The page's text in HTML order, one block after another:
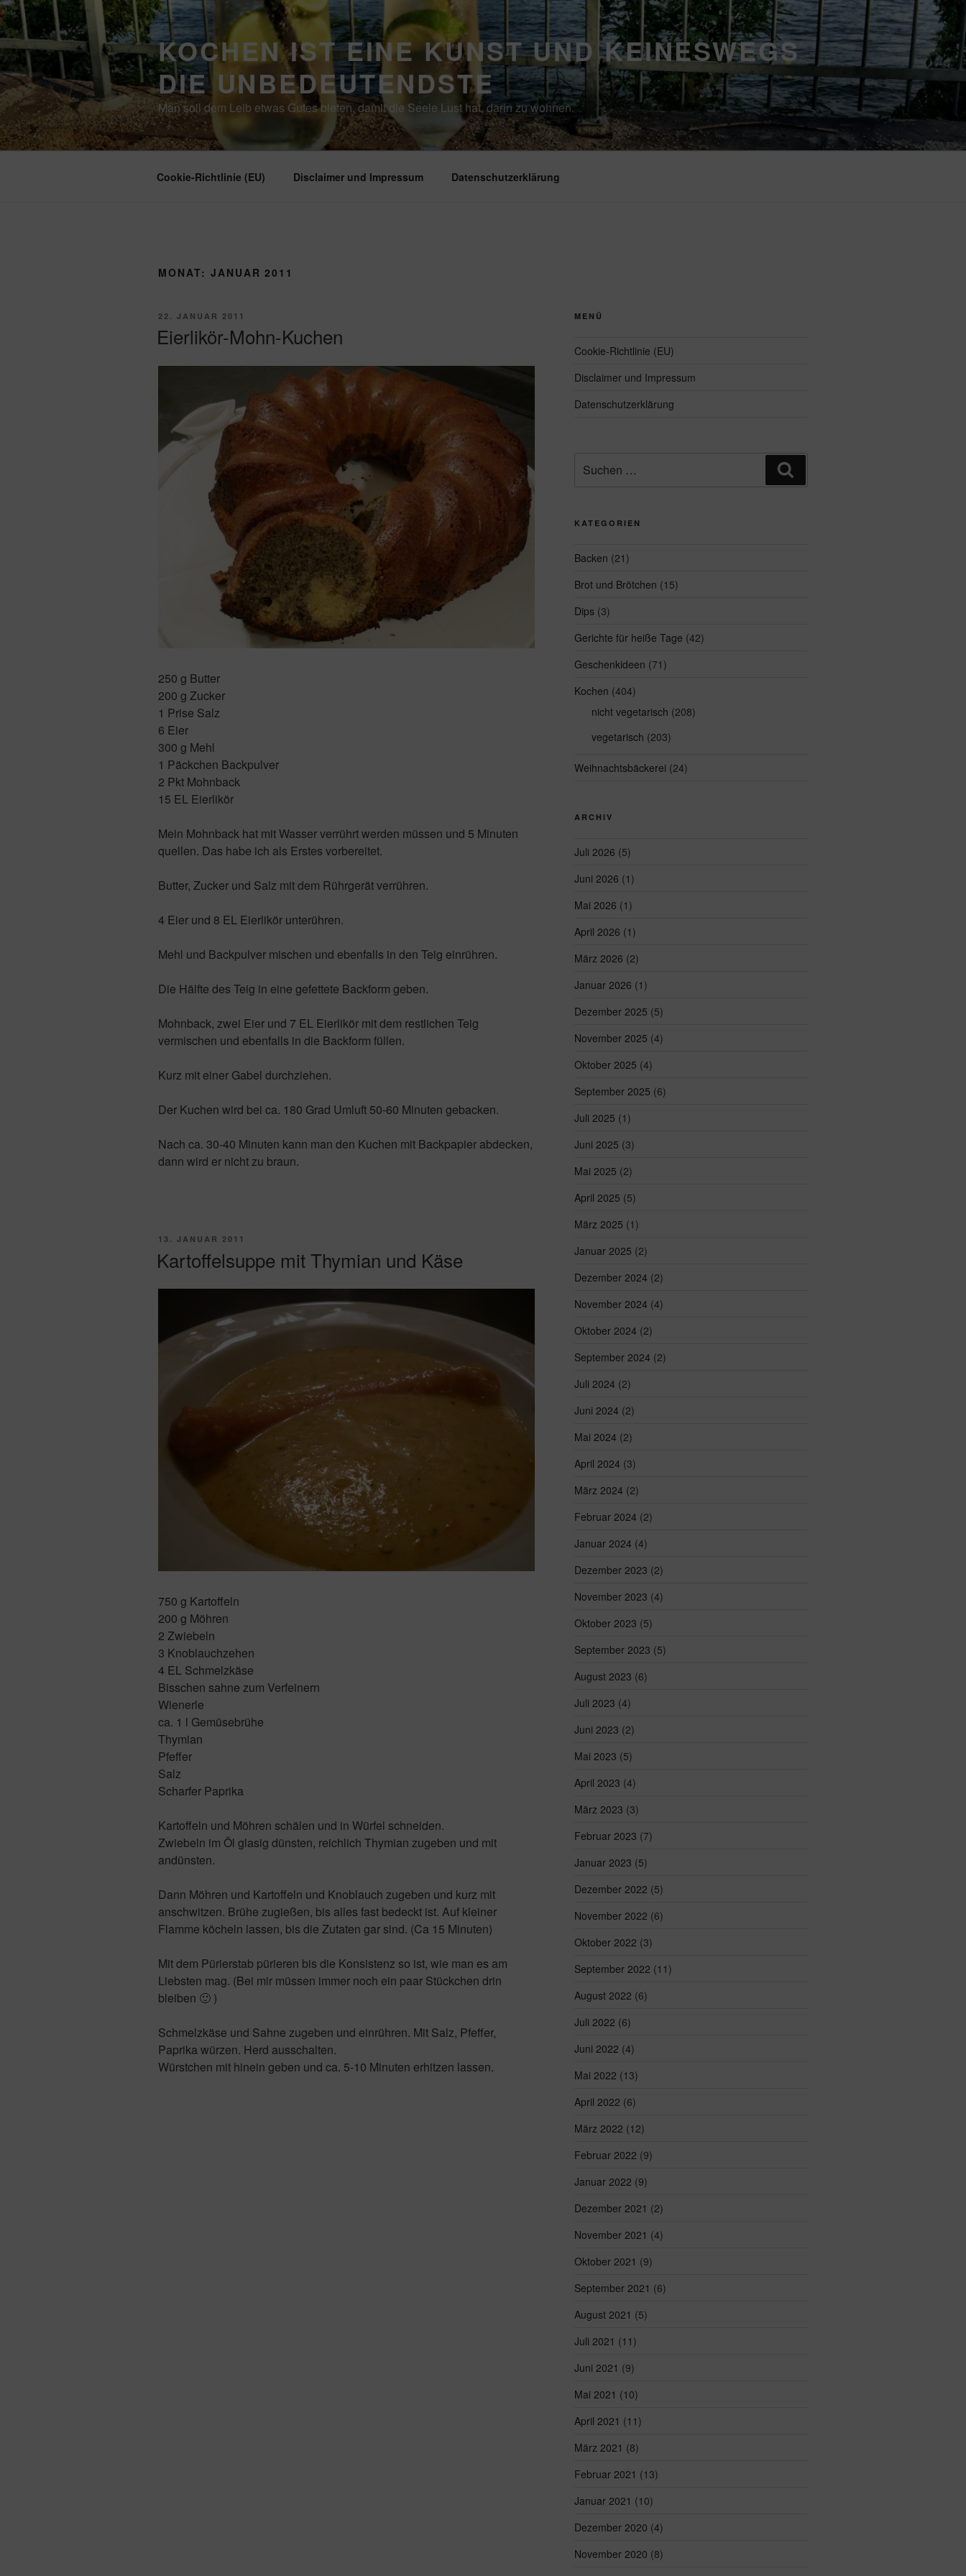
Zum
Inhalt
springen
KOCHEN IST EINE KUNST UND KEINESWEGS
DIE UNBEDEUTENDSTE
Man soll dem Leib etwas Gutes bieten, damit die Seele Lust hat, darin zu wohnen.
Cookie-Richtlinie (EU) Disclaimer und Impressum Datenschutzerklärung
MONAT: JANUAR 2011
VERÖFFENTLICHT
22. JANUAR 2011
Eierlikör-Mohn-Kuchen
250 g Butter
200 g Zucker
1 Prise Salz
6 Eier
300 g Mehl
1 Päckchen Backpulver
2 Pkt Mohnback
15 EL Eierlikör
Mein Mohnback hat mit Wasser verrührt werden müssen und 5 Minuten
quellen. Das habe ich als Erstes vorbereitet.
Butter, Zucker und Salz mit dem Rührgerät verrühren.
4 Eier und 8 EL Eierlikör unterühren.
Mehl und Backpulver mischen und ebenfalls in den Teig einrühren.
Die Hälfte des Teig in eine gefettete Backform geben.
Mohnback, zwei Eier und 7 EL Eierlikör mit dem restlichen Teig
vermischen und ebenfalls in die Backform füllen.
Kurz mit einer Gabel durchziehen.
Der Kuchen wird bei ca. 180 Grad Umluft 50-60 Minuten gebacken.
Nach ca. 30-40 Minuten kann man den Kuchen mit Backpapier abdecken,
dann wird er nicht zu braun.
VERÖFFENTLICHT
13. JANUAR 2011
Kartoffelsuppe mit Thymian und Käse
750 g Kartoffeln
200 g Möhren
2 Zwiebeln
3 Knoblauchzehen
4 EL Schmelzkäse
Bisschen sahne zum Verfeinern
Wienerle
ca. 1 l Gemüsebrühe
Thymian
Pfeffer
Salz
Scharfer Paprika
Kartoffeln und Möhren schälen und in Würfel schneiden.
Zwiebeln im Öl glasig dünsten, reichlich Thymian zugeben und mit
andünsten.
Dann Möhren und Kartoffeln und Knoblauch zugeben und kurz mit
anschwitzen. Brühe zugießen, bis alles fast bedeckt ist. Auf kleiner
Flamme köcheln lassen, bis die Zutaten gar sind. (Ca 15 Minuten)
Mit dem Pürierstab pürieren bis die Konsistenz so ist, wie man es am
Liebsten mag. (Bei mir müssen immer noch ein paar Stückchen drin
bleiben 🙂 )
Schmelzkäse und Sahne zugeben und einrühren. Mit Salz, Pfeffer,
Paprika würzen. Herd ausschalten.
Würstchen mit hinein geben und ca. 5-10 Minuten erhitzen lassen.
MENÜ
Cookie-Richtlinie (EU)
Disclaimer und Impressum
Datenschutzerklärung
nach:
KATEGORIEN
Backen (21)
Brot und Brötchen (15)
Dips(3)
Gerichte für heiße Tage (42)
Geschenkideen (71)
Kochen (404)
nicht vegetarisch (208)
vegetarisch (203)
Weihnachtsbäckerei (24)
ARCHIV
Juli 2026 (5)
Juni 2026 (1)
Mai 2026 (1)
April 2026 (1)
März 2026 (2)
Januar 2026 (1)
Dezember 2025 (5)
November 2025 (4)
Oktober 2025 (4)
September 2025 (6)
Juli 2025 (1)
Juni 2025 (3)
Mai 2025 (2)
April 2025 (5)
März 2025 (1)
Januar 2025 (2)
Dezember 2024 (2)
November 2024 (4)
Oktober 2024 (2)
September 2024 (2)
Juli 2024 (2)
Juni 2024 (2)
Mai 2024 (2)
April 2024 (3)
März 2024 (2)
Februar 2024 (2)
Januar 2024 (4)
Dezember 2023 (2)
November 2023 (4)
Oktober 2023 (5)
September 2023 (5)
August 2023 (6)
Juli 2023 (4)
Juni 2023 (2)
Mai 2023 (5)
April 2023 (4)
März 2023 (3)
Februar 2023 (7)
Januar 2023 (5)
Dezember 2022 (5)
November 2022 (6)
Oktober 2022 (3)
September 2022 (11)
August 2022 (6)
Juli 2022 (6)
Juni 2022 (4)
Mai 2022 (13)
April 2022 (6)
März 2022 (12)
Februar 2022 (9)
Januar 2022 (9)
Dezember 2021 (2)
November 2021 (4)
Oktober 2021 (9)
September 2021 (6)
August 2021 (5)
Juli 2021 (11)
Juni 2021 (9)
Mai 2021 (10)
April 2021 (11)
März 2021 (8)
Februar 2021 (13)
Januar 2021 (10)
Dezember 2020 (4)
November 2020 (8)